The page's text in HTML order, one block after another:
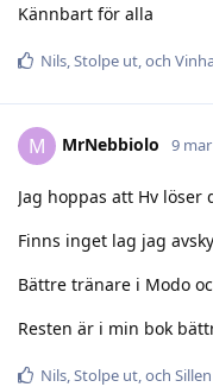
Kännbart för alla
Nils,Stolpe ut, och
M MrNebbiolo 9
Jag hoppas att Hv löser
Finns inget lag jag
Bättre tränare i Modo
Resten är i min bok
Nils,Stolpe ut, och Sillen